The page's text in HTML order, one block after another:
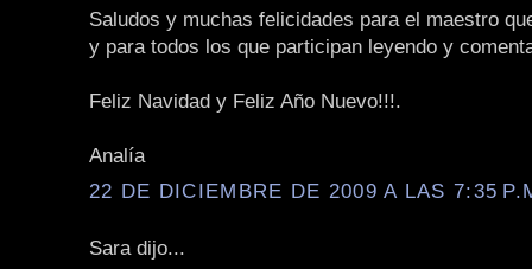
Saludos y muchas felicidades para el maestro
y para todos los que participan leyendo y
Feliz Navidad y Feliz Año Nuevo!!!.
Analía
22 DE DICIEMBRE DE 2009 A LAS 7:35
Sara dijo...